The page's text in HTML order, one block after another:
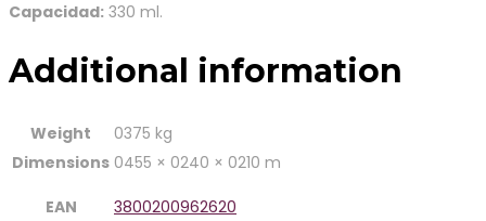
Capacidad: 330 ml.
Additional information
Weight
0375 kg
Dimensions 0455 × 0240 × 0210 m
EAN 3800200962620